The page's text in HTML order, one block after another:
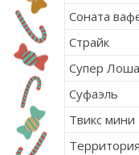
Соната
Страйк
Супер
Суфаэль
Твикс мини